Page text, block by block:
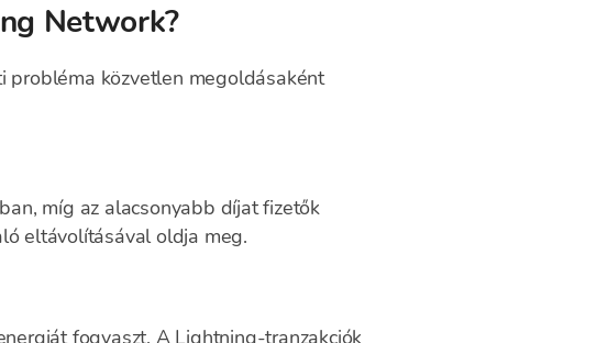
Network?
közvetlen megoldásaként
míg az alacsonyabb díjat fizetők
eltávolításával oldja meg.
fogyaszt. A Lightning-tranzakciók